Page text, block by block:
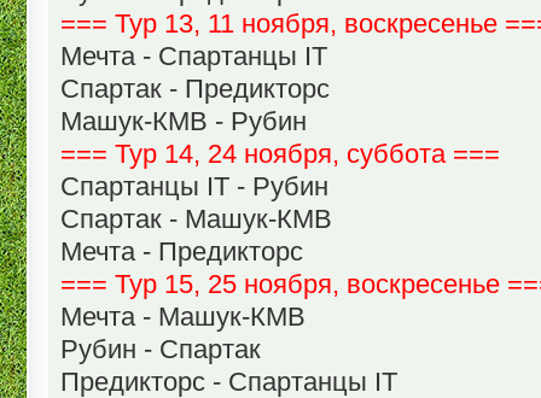
=== Тур 13, 11 ноября, воскресенье
Мечта - Спартанцы IT
Спартак - Предикторс
Машук-КМВ - Рубин
=== Тур 14, 24 ноября, суббота ===
Спартанцы IT - Рубин
Спартак - Машук-КМВ
Мечта - Предикторс
=== Тур 15, 25 ноября, воскресенье
Мечта - Машук-КМВ
Рубин - Спартак
Предикторс - Спартанцы IT